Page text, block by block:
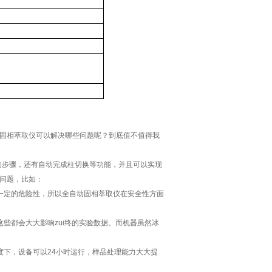
相萃取仪可以解决哪些问题呢？到底值不值得我
骤，还有自动完成柱切换等功能，并且可以实现
题，比如：
的危险性，所以全自动固相萃取仪在安全性方面
都会大大影响zui终的实验数据。而机器虽然冰
，设备可以24小时运行，样品处理能力大大提